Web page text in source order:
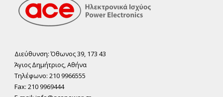
Διεύθυνση: Όθωνος 39, 173 43
Άγιος ∆ηµήτριος, Αθήνα
Τηλέφωνο: 210 9966555
Fax: 210 9969444